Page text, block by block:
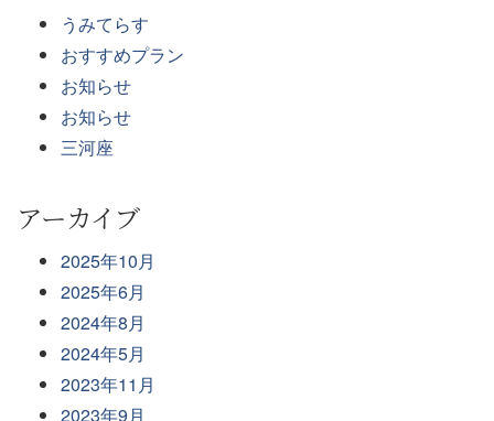
うみてらす
おすすめプラン
お知らせ
お知らせ
三河座
アーカイブ
2025年10月
2025年6月
2024年8月
2024年5月
2023年11月
2023年9月